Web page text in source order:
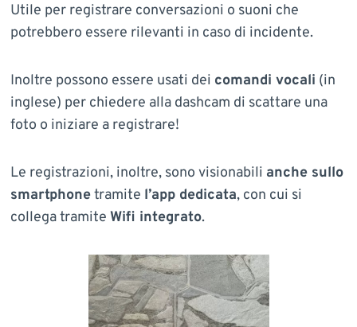
Utile per registrare conversazioni o suoni che
potrebbero essere rilevanti in caso di incidente.
Inoltre possono essere usati dei comandi vocali (in
inglese) per chiedere alla dashcam di scattare una
foto o iniziare a registrare!
Le registrazioni, inoltre, sono visionabili anche sullo
smartphonetramite l’app dedicata, con cui si
collega tramite Wifi integrato.